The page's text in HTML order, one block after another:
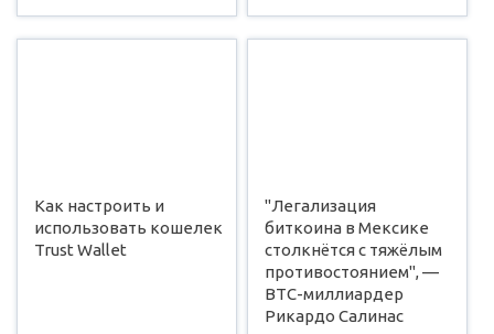
Как настроить и
использовать кошелек
Trust Wallet
"Легализация
биткоина в Мексике
столкнётся с тяжёлым
противостоянием", —
ВТС-миллиардер
Рикардо Салинас